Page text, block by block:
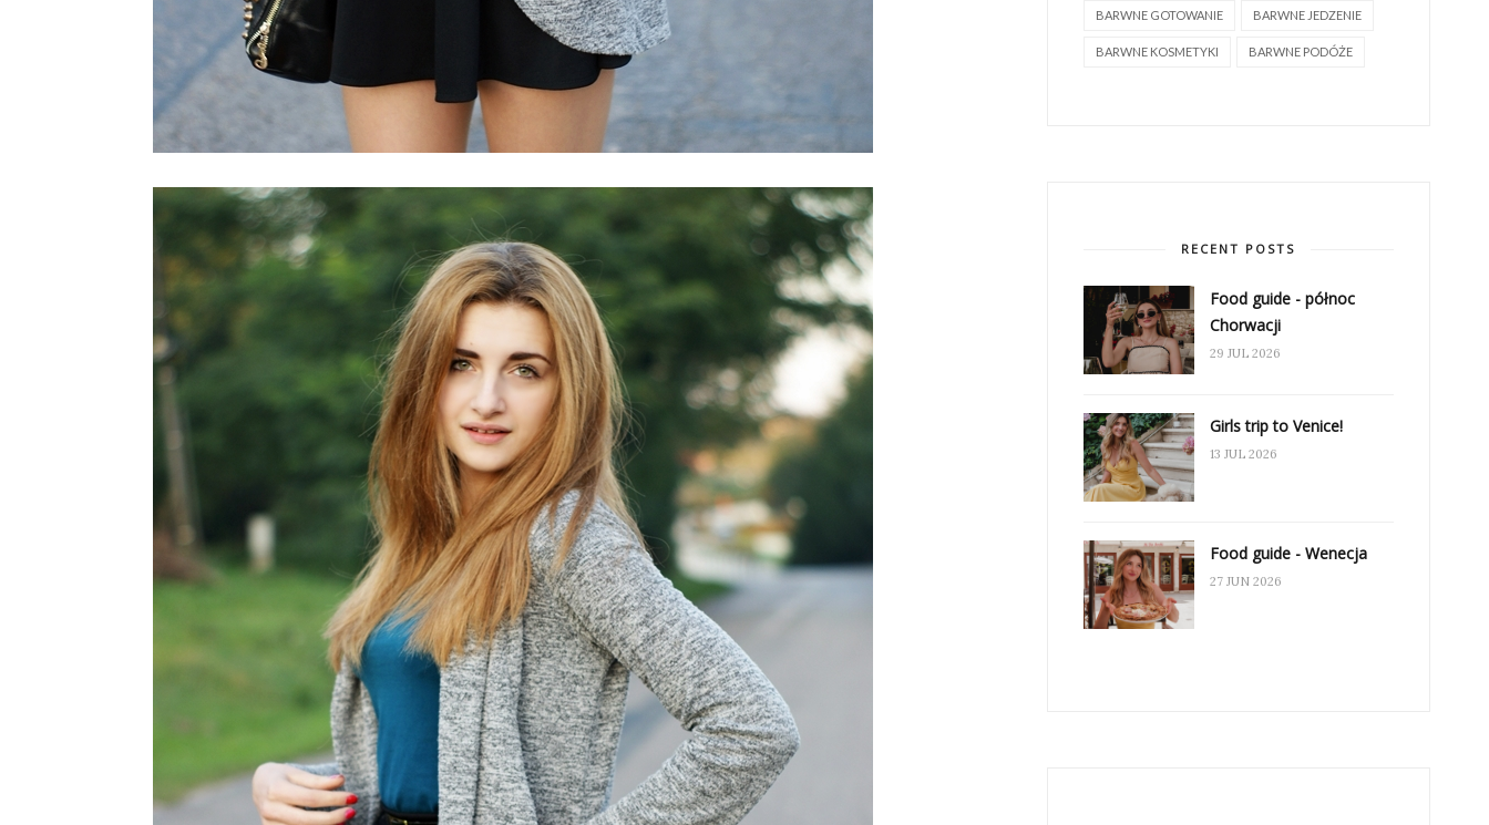
BARWNE GOTOWANIE BARWNE JEDZENIE
BARWNE KOSMETYKI BARWNE PODÓŻE
RECENT POSTS
Food guide - północ
Chorwacji
29 JUL 2026
Girls trip to Venice!
13 JUL 2026
Food guide - Wenecja
27 JUN 2026